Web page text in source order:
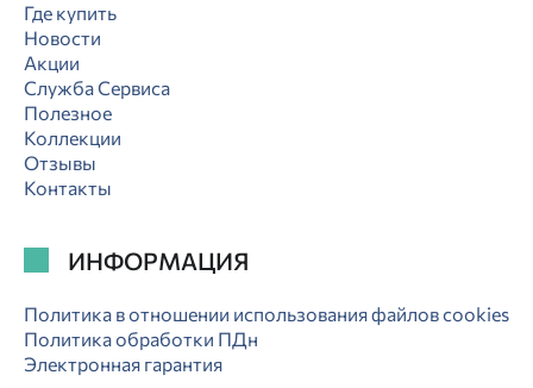
Где купить
Новости
Акции
Служба Сервиса
Полезное
Коллекции
Отзывы
Контакты
ИНФОРМАЦИЯ
Политика в отношении использования файлов cookies
Политика обработки ПДн
Электронная гарантия